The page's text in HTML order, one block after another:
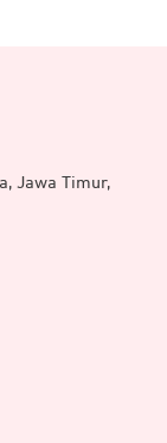
Jawa Timur,